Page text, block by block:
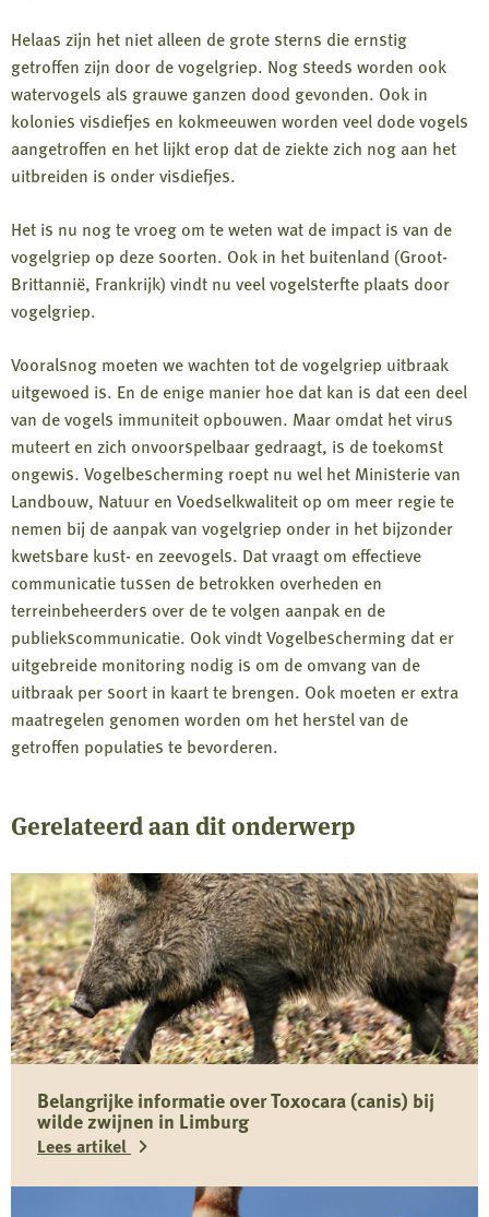
Helaas zijn het niet alleen de grote sterns die ernstig
getroffen zijn door de vogelgriep. Nog steeds worden ook
watervogels als grauwe ganzen dood gevonden. Ook in
kolonies visdiefjes en kokmeeuwen worden veel dode vogels
aangetroffen en het lijkt erop dat de ziekte zich nog aan het
uitbreiden is onder visdiefjes.
Het is nu nog te vroeg om te weten wat de impact is van de
vogelgriep op deze soorten. Ook in het buitenland (Groot-
Brittannië, Frankrijk) vindt nu veel vogelsterfte plaats door
vogelgriep.
Vooralsnog moeten we wachten tot de vogelgriep uitbraak
uitgewoed is. En de enige manier hoe dat kan is dat een deel
van de vogels immuniteit opbouwen. Maar omdat het virus
muteert en zich onvoorspelbaar gedraagt, is de toekomst
ongewis. Vogelbescherming roept nu wel het Ministerie van
Landbouw, Natuur en Voedselkwaliteit op om meer regie te
nemen bij de aanpak van vogelgriep onder in het bijzonder
kwetsbare kust- en zeevogels. Dat vraagt om effectieve
communicatie tussen de betrokken overheden en
terreinbeheerders over de te volgen aanpak en de
publiekscommunicatie. Ook vindt Vogelbescherming dat er
uitgebreide monitoring nodig is om de omvang van de
uitbraak per soort in kaart te brengen. Ook moeten er extra
maatregelen genomen worden om het herstel van de
getroffen populaties te bevorderen.
Gerelateerd aan dit onderwerp
Belangrijke informatie over Toxocara (canis) bij
wilde zwijnen in Limburg
Lees artikel